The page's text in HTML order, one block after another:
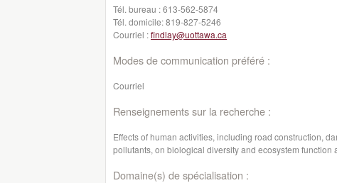
Tél. bureau :613-562-5874
Tél. domicile:819-827-5246
Courriel :findlay@uottawa.ca
Modes de communication préféré :
Courriel
Renseignements sur la recherche :
Effects of human activities, including road construction,
pollutants, on biological diversity and ecosystem function
Domaine(s) de spécialisation :